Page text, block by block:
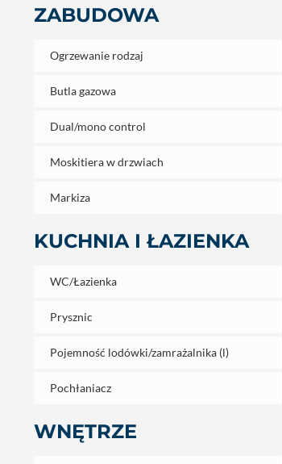
ZABUDOWA
Ogrzewanie rodzaj
Butla gazowa
Dual/mono control
Moskitiera w drzwiach
Markiza
KUCHNIA I ŁAZIENKA
WC/Łazienka
Prysznic
Pojemność lodówki/zamrażalnika (l)
Pochłaniacz
WNĘTRZE